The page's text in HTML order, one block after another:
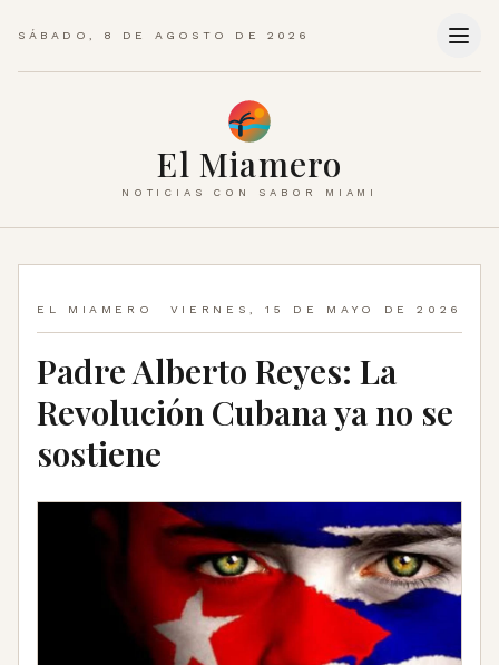
SÁBADO, 8 DE AGOSTO DE 2026
El Miamero
NOTICIAS CON SABOR MIAMI
EL MIAMERO VIERNES, 15 DE MAYO DE 2026
Padre Alberto Reyes: La
Revolución Cubana ya no se
sostiene